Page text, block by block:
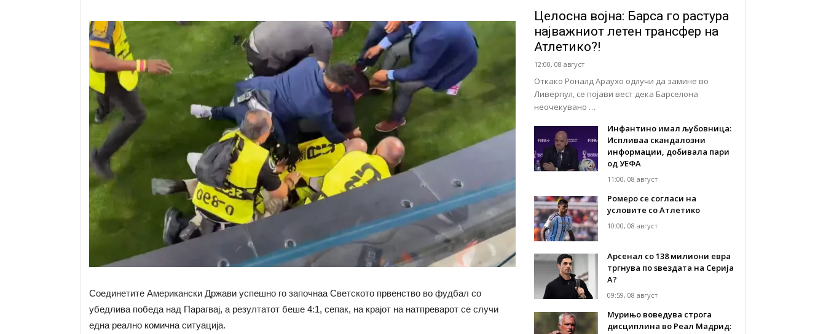
Соединетите Американски Држави успешно го започнаа Светското првенство во фудбал со
убедлива победа над Парагвај, а резултатот беше 4:1, сепак, на крајот на натпреварот се случи
една реално комична ситуација.
Целосна војна: Барса го растура
најважниот летен трансфер на
Атлетико?!
12:00, 08 август
Откако Роналд Араухо одлучи да замине во
Ливерпул, се појави вест дека Барселона
неочекувано …
Инфантино имал љубовница:
Испливаа скандалозни
информации, добивала пари
од УЕФА
11:00, 08 август
Ромеро се согласи на
условите со Атлетико
10:00, 08 август
Арсенал со 138 милиони евра
тргнува по ѕвездата на Серија
А?
09:59, 08 август
Мурињо воведува строга
дисциплина во Реал Мадрид: